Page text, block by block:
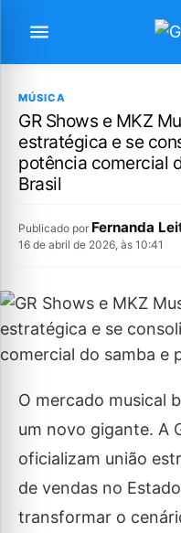
MÚSICA
GR Shows e MKZ
estratégica e se
potência comercial
Brasil
Publicado por Fernanda
16 de abril de 2026, às 10:41
O mercado musical
um novo gigante. A
oficializam união
de vendas no
transformar o